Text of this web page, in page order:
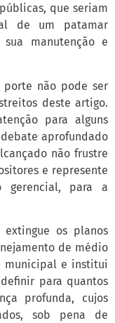
que seriam
de um patamar
manutenção e
não pode ser
deste artigo.
para alguns
aprofundado
não frustre
e represente
gerencial, para a
os planos
de médio
municipal e institui
para quantos
profunda, cujos
sob pena de